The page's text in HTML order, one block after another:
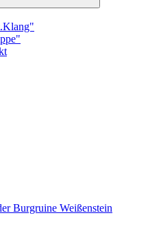
Burgruine Weißenstein